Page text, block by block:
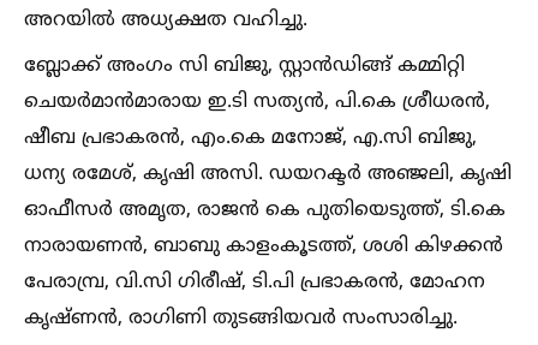
അറയില്‍ അധ്യക്ഷത വഹിച്ചു.
ബ്ലോക്ക് അംഗം സി ബിജു, സ്റ്റാന്‍ഡിങ്ങ് കമ്മിറ്റി
ചെയര്‍മാന്‍മാരായ ഇ.ടി സത്യന്‍, പി.കെ ശ്രീധരന്‍,
ഷീബ പ്രഭാകരന്‍, എം.കെ മനോജ്, എ.സി ബിജു,
ധന്യ രമേശ്, കൃഷി അസി. ഡയറക്ടര്‍ അഞ്ജലി, കൃഷി
ഓഫീസര്‍ അമൃത, രാജന്‍ കെ പുതിയെടുത്ത്, ടി.കെ
നാരായണന്‍, ബാബു കാളംകൂടത്ത്, ശശി കിഴക്കന്‍
പേരാമ്പ്ര, വി.സി ഗിരീഷ്, ടി.പി പ്രഭാകരന്‍, മോഹന
കൃഷ്ണന്‍, രാഗിണി തുടങ്ങിയവര്‍ സംസാരിച്ചു.